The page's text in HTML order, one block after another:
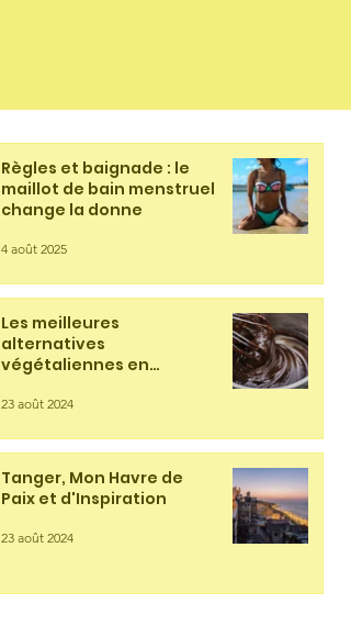
Règles et baignade : le
maillot de bain menstruel
change la donne
4 août 2025
Les meilleures
alternatives
végétaliennes en
23 août 2024
Tanger, Mon Havre de
Paix et d'Inspiration
23 août 2024